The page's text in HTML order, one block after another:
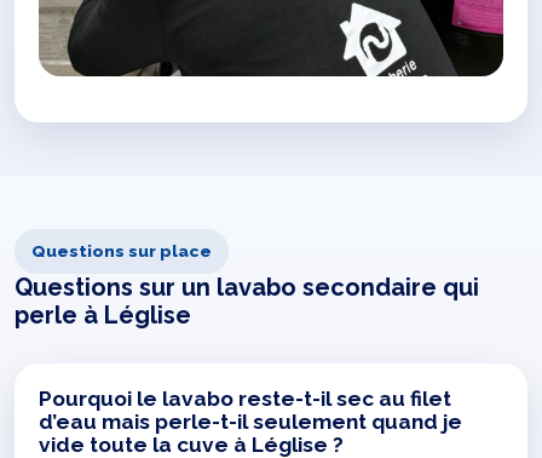
Questions sur place
Questions sur un lavabo secondaire qui
perle à Léglise
Pourquoi le lavabo reste-t-il sec au filet
d’eau mais perle-t-il seulement quand je
vide toute la cuve à Léglise ?